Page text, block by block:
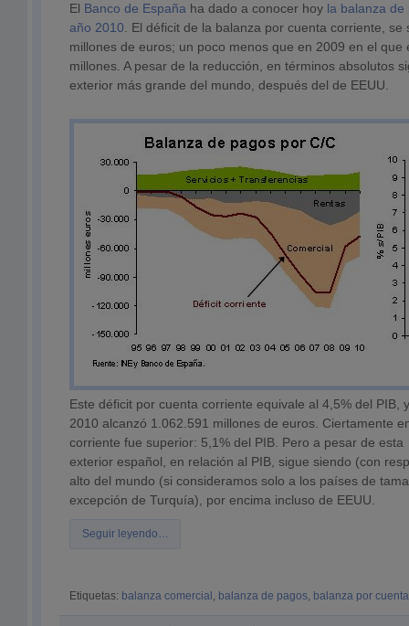
El Banco de España ha dado a conocer hoy la balanza
año 2010 . El déficit de la balanza por cuenta corriente,
millones de euros; un poco menos que en 2009 en el que
millones. A pesar de la reducción, en términos absolutos
exterior más grande del mundo, después del de EEUU.
Este déficit por cuenta corriente equivale al 4,5% del PIB,
2010 alcanzó 1.062.591 millones de euros. Ciertamente
corriente fue superior: 5,1% del PIB. Pero a pesar de
exterior español, en relación al PIB, sigue siendo (con
alto del mundo (si consideramos solo a los países de
excepción de Turquía), por encima incluso de EEUU.
Seguir leyendo…
Etiquetas: balanza comercial , balanza de pagos, balanza por